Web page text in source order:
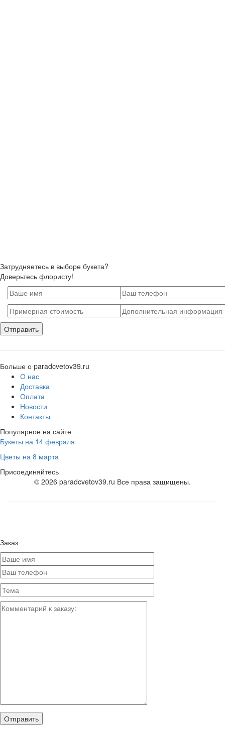
Затрудняетесь в выборе букета?
Доверьтесь флористу!
Больше о paradcvetov39.ru
О нас
Доставка
Оплата
Новости
Контакты
Популярное на сайте
Букеты на 14 февраля
Цветы на 8 марта
Присоединяйтесь
© 2026 paradcvetov39.ru Все права защищены.
Заказ